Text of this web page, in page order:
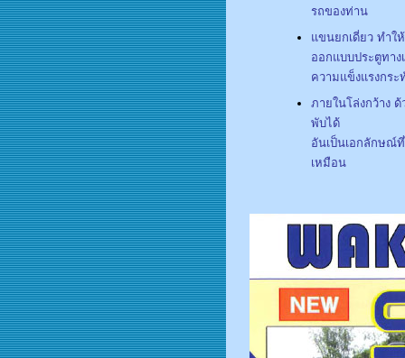
รถของท่าน
แขนยกเดี่ยว ทำใ
ออกแบบประตูทาง
ความแข็งแรงกระ
ภายในโล่งกว้าง
พับได้
อันเป็นเอกลักษณ์
เหมือน